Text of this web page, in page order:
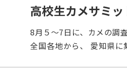
思いつき？いえいえこれ
（２６日までです）とな
の「カメペディア」！！
高校生カメサミッ
8月５～7日に、カメの調
全国各地から、 愛知県